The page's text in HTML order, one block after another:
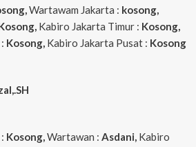
Wartawam Jakarta : kosong,
Kabiro Jakarta Timur : Kosong,
Kosong, Kabiro Jakarta Pusat : Kosong
Kosong,Wartawan : Asdani, Kabiro